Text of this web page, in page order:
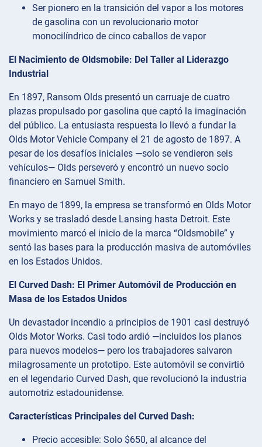
Ser pionero en la transición del vapor a los motores
de gasolina con un revolucionario motor
monocilíndrico de cinco caballos de vapor
El Nacimiento de Oldsmobile: Del Taller al Liderazgo
Industrial
En 1897, Ransom Olds presentó un carruaje de cuatro
plazas propulsado por gasolina que captó la imaginación
del público. La entusiasta respuesta lo llevó a fundar la
Olds Motor Vehicle Company el 21 de agosto de 1897. A
pesar de los desafíos iniciales —solo se vendieron seis
vehículos— Olds perseveró y encontró un nuevo socio
financiero en Samuel Smith.
En mayo de 1899, la empresa se transformó en Olds Motor
Works y se trasladó desde Lansing hasta Detroit. Este
movimiento marcó el inicio de la marca “Oldsmobile” y
sentó las bases para la producción masiva de automóviles
en los Estados Unidos.
El Curved Dash: El Primer Automóvil de Producción en
Masa de los Estados Unidos
Un devastador incendio a principios de 1901 casi destruyó
Olds Motor Works. Casi todo ardió —incluidos los planos
para nuevos modelos— pero los trabajadores salvaron
milagrosamente un prototipo. Este automóvil se convirtió
en el legendario Curved Dash, que revolucionó la industria
automotriz estadounidense.
Características Principales del Curved Dash:
Precio accesible: Solo $650, al alcance del